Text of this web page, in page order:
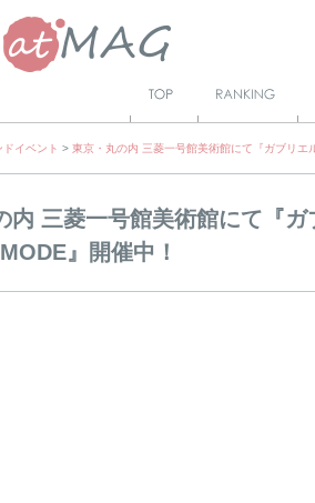
ドイベント > 東京・丸の内 三菱一号館美術館にて『ガブリ
内 三菱一号館美術館にて『
』開催中！